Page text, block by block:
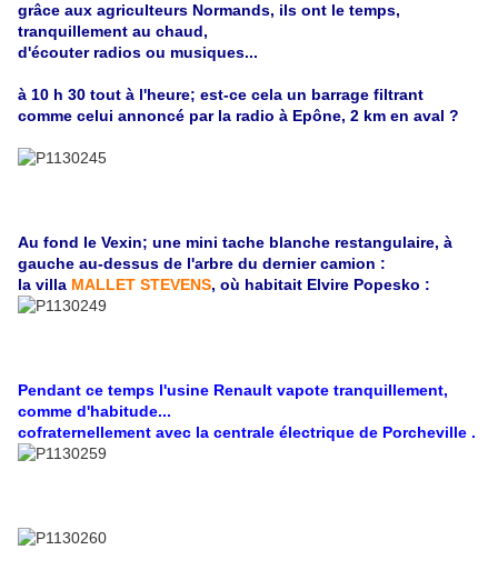
grâce aux agriculteurs Normands, ils ont le temps,
tranquillement au chaud,
d'écouter radios ou musiques...
à 10 h 30 tout à l'heure; est-ce cela un barrage filtrant
comme celui annoncé par la radio à Epône, 2 km en aval ?
Au fond le Vexin; une mini tache blanche restangulaire, à
gauche au-dessus de l'arbre du dernier camion :
la villa MALLET STEVENS, où habitait Elvire Popesko :
Pendant ce temps l'usine Renault vapote tranquillement,
comme d'habitude...
cofraternellement avec la centrale électrique de Porcheville .